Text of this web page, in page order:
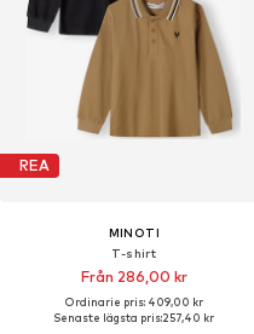
REA
MINOTI
T-shirt
Från 286,00 kr
Ordinarie pris: 409,00 kr
Senaste lägsta pris:257,40 kr